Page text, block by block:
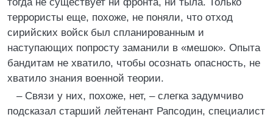
террористы еще, похоже, не поняли, что отход
сирийских войск был спланированным и
наступающих попросту заманили в «мешок». Опыта
бандитам не хватило, чтобы осознать опасность, не
хватило знания военной теории.
– Связи у них, похоже, нет, – слегка задумчиво
подсказал старший лейтенант Рапсодин, специалист